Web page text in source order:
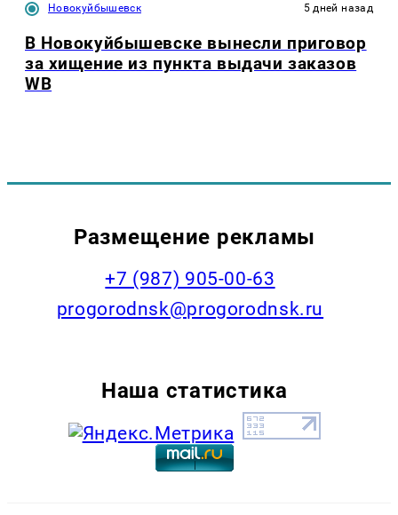
Новокуйбышевск 5 дней назад
В Новокуйбышевске вынесли приговор
за хищение из пункта выдачи заказов
WB
Размещение рекламы
+7 (987) 905-00-63
progorodnsk@progorodnsk.ru
Наша статистика